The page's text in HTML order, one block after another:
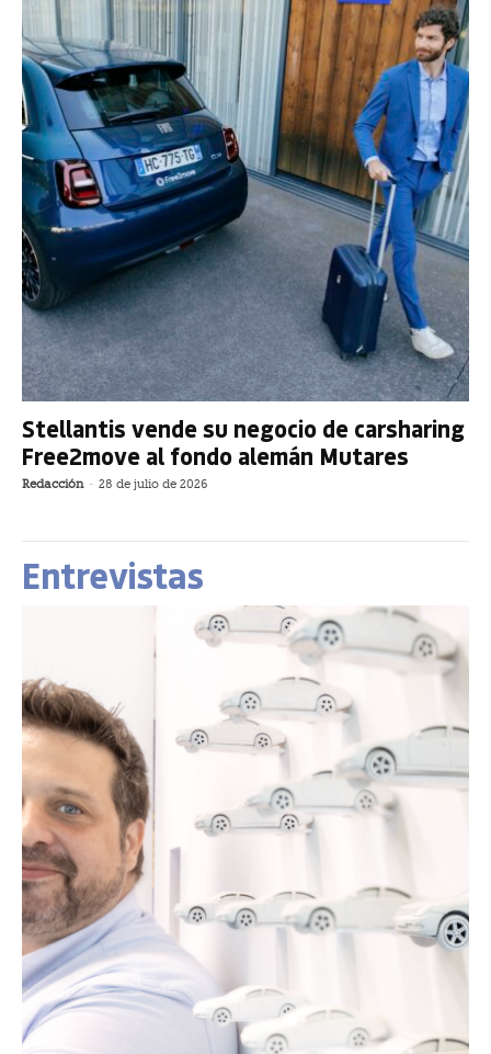
Stellantis vende su negocio de carsharing
Free2move al fondo alemán Mutares
Redacción - 28 de julio de 2026
Entrevistas